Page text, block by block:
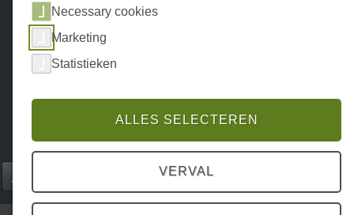
Restaurants
Necessary cookies
Marketing
Statistieken
ALLES SELECTEREN
VERVAL